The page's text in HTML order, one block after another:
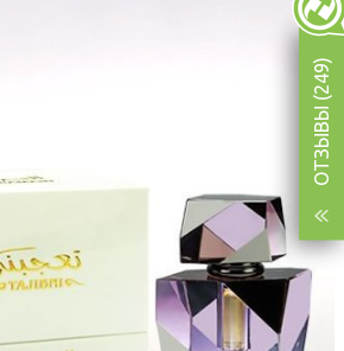
ОТЗЫВЫ (249)